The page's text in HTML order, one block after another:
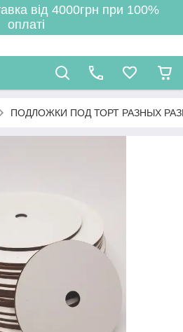
від 4000грн при 100%
оплаті
ПОДЛОЖКИ ПОД ТОРТ РАЗНЫХ